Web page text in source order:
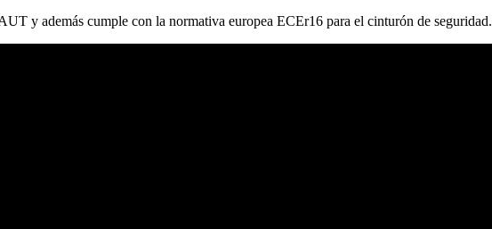
y además cumple con la normativa europea ECEr16 para el cinturón de seguridad.